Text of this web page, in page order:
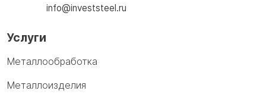
info@investsteel.ru
Услуги
Металлообработка
Металлоизделия